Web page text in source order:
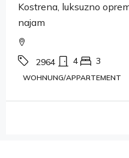
Kostrena, luksuzno
najam
2964 4 3
WOHNUNG/APPARTEMENT